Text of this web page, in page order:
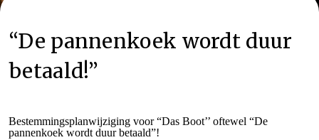
“De pannenkoek wordt duur
betaald!”
Bestemmingsplanwijziging voor “Das Boot’’ oftewel “De
pannenkoek wordt duur betaald”!